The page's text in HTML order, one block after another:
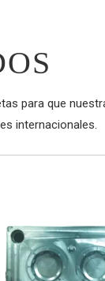
para que
internacionales.